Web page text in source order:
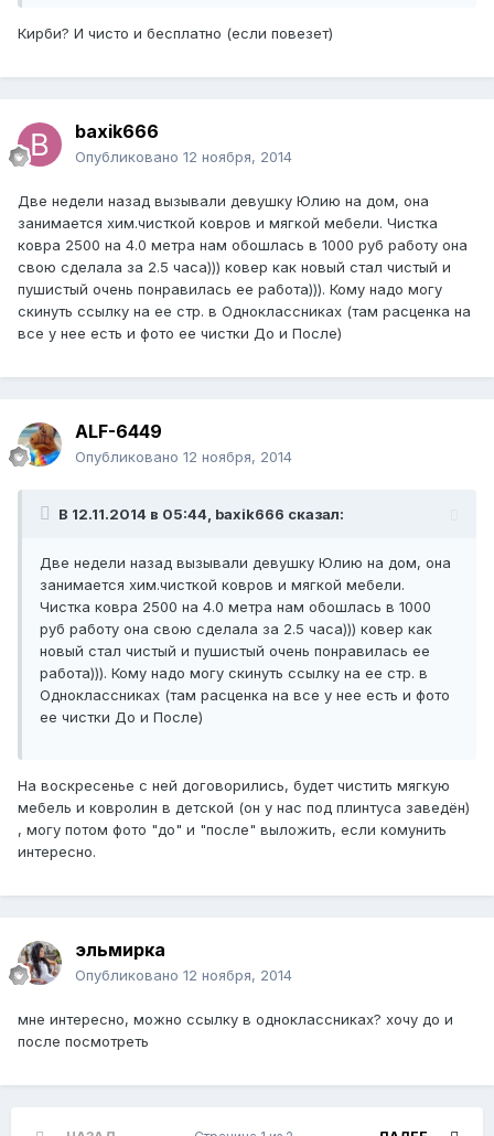
Кирби? И чисто и бесплатно (если повезет)
baxik666
Опубликовано 12 ноября, 2014
Две недели назад вызывали девушку Юлию на дом, она
занимается хим.чисткой ковров и мягкой мебели. Чистка
ковра 2500 на 4.0 метра нам обошлась в 1000 руб работу она
свою сделала за 2.5 часа))) ковер как новый стал чистый и
пушистый очень понравилась ее работа))). Кому надо могу
скинуть ссылку на ее стр. в Одноклассниках (там расценка на
все у нее есть и фото ее чистки До и После)
ALF-6449
Опубликовано 12 ноября, 2014
В 12.11.2014 в 05:44, baxik666 сказал:
Две недели назад вызывали девушку Юлию на дом, она
занимается хим.чисткой ковров и мягкой мебели.
Чистка ковра 2500 на 4.0 метра нам обошлась в 1000
руб работу она свою сделала за 2.5 часа))) ковер как
новый стал чистый и пушистый очень понравилась ее
работа))). Кому надо могу скинуть ссылку на ее стр. в
Одноклассниках (там расценка на все у нее есть и фото
ее чистки До и После)
На воскресенье с ней договорились, будет чистить мягкую
мебель и ковролин в детской (он у нас под плинтуса заведён)
, могу потом фото "до" и "после" выложить, если комунить
интересно.
эльмирка
Опубликовано 12 ноября, 2014
мне интересно, можно ссылку в одноклассниках? хочу до и
после посмотреть